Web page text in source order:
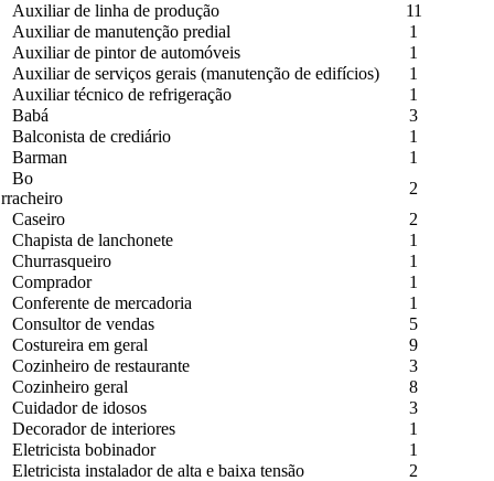
Auxiliar de linha de produção
11
Auxiliar de manutenção predial
1
Auxiliar de pintor de automóveis
1
Auxiliar de serviços gerais (manutenção de edifícios)
1
Auxiliar técnico de refrigeração
1
Babá
3
Balconista de crediário
1
Barman
1
Bo
rracheiro
2
Caseiro
2
Chapista de lanchonete
1
Churrasqueiro
1
Comprador
1
Conferente de mercadoria
1
Consultor de vendas
5
Costureira em geral
9
Cozinheiro de restaurante
3
Cozinheiro geral
8
Cuidador de idosos
3
Decorador de interiores
1
Eletricista bobinador
1
Eletricista instalador de alta e baixa tensão
2